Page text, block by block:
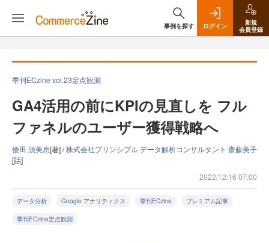
事例を探す ログイン
新規
会員登録
季刊ECzine vol.23定点観測
GA4活用の前にKPIの見直しを フル
ファネルのユーザー獲得戦略へ
倭田 須美恵[著] /株式会社プリンシプル データ解析コンサルタント 齋藤美子
[話]
2022/12/16 07:00
データ分析 Google アナリティクス 季刊ECzine プレミアム記事
季刊ECzine定点観測